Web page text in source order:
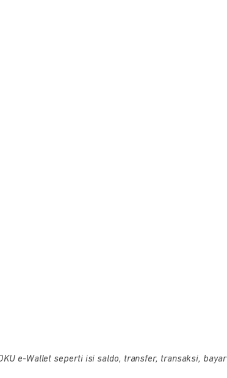
e-Wallet seperti isi saldo, transfer, transaksi,